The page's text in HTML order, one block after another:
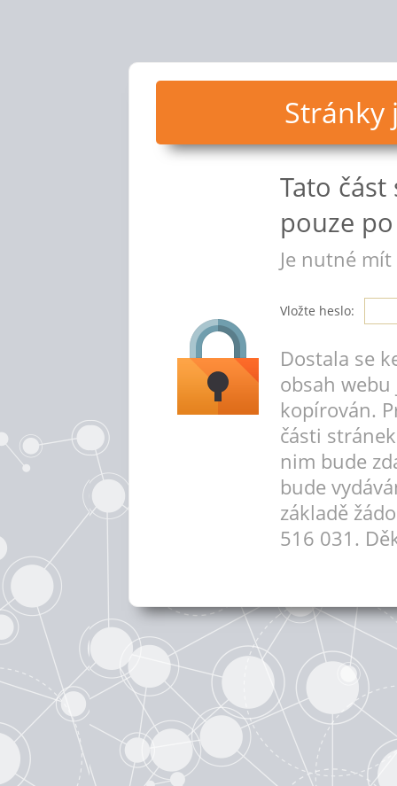
Stránky
Tato
pouze
Je nutné
Vložte heslo:
Dostala se
obsah webu
kopírován.
části
nim bude
bude
základě
516 031.